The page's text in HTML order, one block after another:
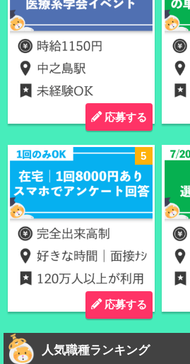
応募する
応募する
人気職種ランキング